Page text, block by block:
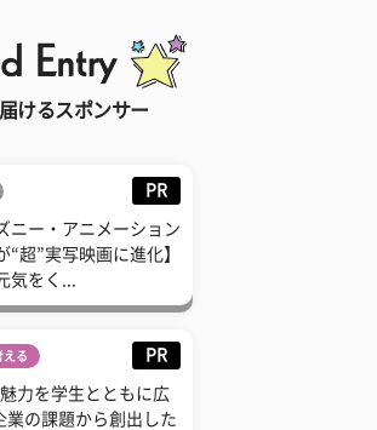
けるスポンサー
PR
ニー・アニメーション
“超”実写映画に進化】
気をく...
える PR
力を学生とともに広
業の課題から創出した